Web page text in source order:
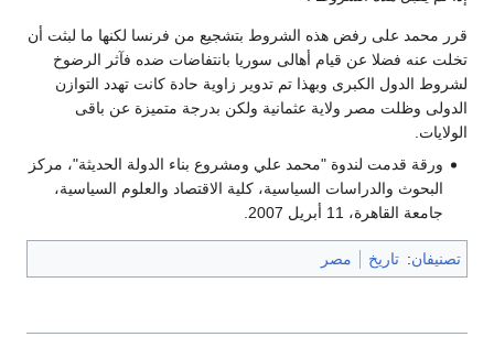
قرر محمد على رفض هذه الشروط بتشجيع من فرنسا لكنها ما لبثت أن
تخلت عنه فضلا عن قيام أهالى سوريا بانتفاضات ضده فآثر الرضوخ
لشروط الدول الكبرى وبهذا تم تدوير زاوية حادة كانت تهدد التوازن
الدولى وظلت مصر ولاية عثمانية ولكن بدرجة متميزة عن باقى
الولايات.
ورقة قدمت لندوة "محمد علي ومشروع بناء الدولة الحديثة"، مركز
البحوث والدراسات السياسية، كلية الاقتصاد والعلوم السياسية،
جامعة القاهرة، 11 أبريل 2007.
تصنيفان: تاريخ مصر